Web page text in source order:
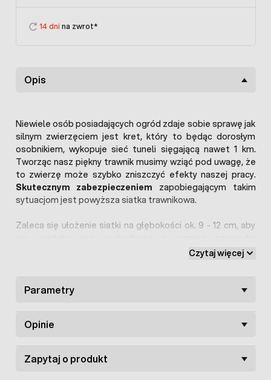
14 dni na zwrot*
Opis
Niewiele osób posiadających ogród zdaje sobie sprawę jak
silnym zwierzęciem jest kret, który to będąc dorosłym
osobnikiem, wykopuje sieć tuneli sięgającą nawet 1 km.
Tworząc nasz piękny trawnik musimy wziąć pod uwagę, że
to zwierzę może szybko zniszczyć efekty naszej pracy.
Skutecznym zabezpieczeniem zapobiegającym takim
sytuacjom jest powyższa siatka trawnikowa.
Zaleca się ułożenie siatki na głębokości ok. 9 - 12 cm, aby
pielęgnacyjnych. Warto zaznaczyć, że jej użyciestabilizuje
piłkarskich.
produkcji użyto mocnego tworzywa sztucznego,
glebie. Siatka nie traci swoich właściwości, ani nie kruszeje
nawet w niskich i wysokich temperaturach. Jest również
Czytaj więcej
Parametry
Opinie
Zapytaj o produkt